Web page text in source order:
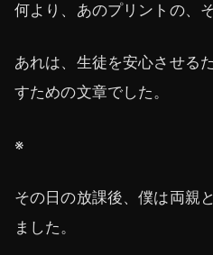
何より、あのプリントの、
あれは、生徒を安心させる
すための文章でした。
※
その日の放課後、僕は両親
ました。